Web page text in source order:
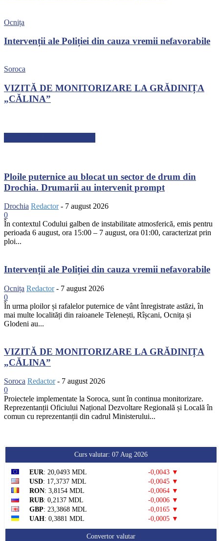
Ocnița
Intervenții ale Poliției din cauza vremii nefavorabile
Soroca
VIZITĂ DE MONITORIZARE LA GRĂDINIȚA
„CĂLINA”
Ploile puternice au blocat un sector de drum din
Drochia. Drumarii au intervenit prompt
Drochia Redactor - 7 august 2026
0
În contextul Codului galben de instabilitate atmosferică, emis pentru
perioada 6 august, ora 15:00 – 7 august, ora 01:00, caracterizat prin
ploi...
Intervenții ale Poliției din cauza vremii nefavorabile
Ocnița Redactor - 7 august 2026
0
În urma ploilor și rafalelor puternice de vânt înregistrate astăzi, în
mai multe localități din raioanele Telenești, Rîșcani, Ocnița și
Glodeni au...
VIZITĂ DE MONITORIZARE LA GRĂDINIȚA
„CĂLINA”
Soroca Redactor - 7 august 2026
0
Proiectele implementate la Soroca, sunt în continua monitorizare.
Reprezentanții Oficiului Național Dezvoltare Regională și Locală în
comun cu reprezentanții din cadrul Ministerului...
Curs valutar: 07 Aug 2026
EUR: 20,0493 MDL
-0,0043 ▼
USD: 17,3737 MDL
-0,0045 ▼
RON: 3,8154 MDL
-0,0064 ▼
RUB: 0,2137 MDL
-0,0006 ▼
GBP: 23,3868 MDL
-0,0165 ▼
UAH: 0,3881 MDL -0,0005 ▼
Convertor valutar